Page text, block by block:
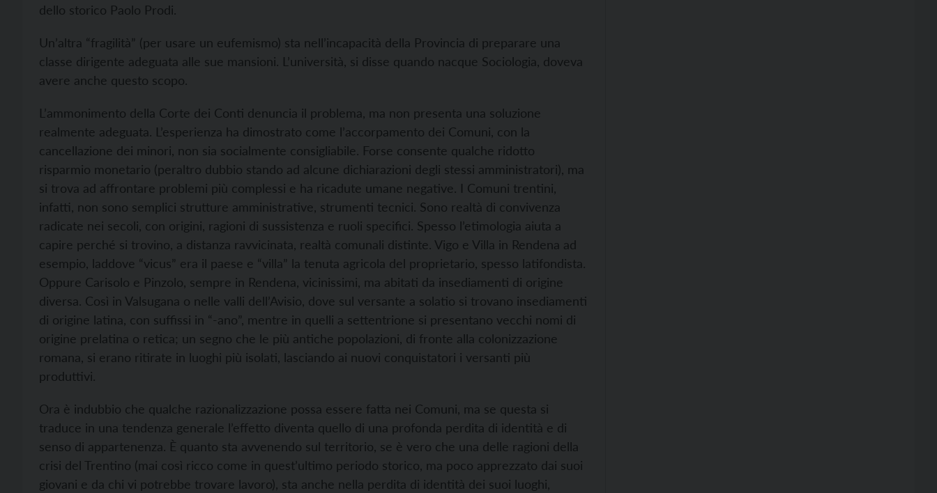
dello storico Paolo Prodi.
Un’altra “fragilità” (per usare un eufemismo) sta nell’incapacità della Provincia di preparare una
classe dirigente adeguata alle sue mansioni. L’università, si disse quando nacque Sociologia, doveva
avere anche questo scopo.
L’ammonimento della Corte dei Conti denuncia il problema, ma non presenta una soluzione
realmente adeguata. L’esperienza ha dimostrato come l’accorpamento dei Comuni, con la
cancellazione dei minori, non sia socialmente consigliabile. Forse consente qualche ridotto
risparmio monetario (peraltro dubbio stando ad alcune dichiarazioni degli stessi amministratori), ma
si trova ad affrontare problemi più complessi e ha ricadute umane negative. I Comuni trentini,
infatti, non sono semplici strutture amministrative, strumenti tecnici. Sono realtà di convivenza
radicate nei secoli, con origini, ragioni di sussistenza e ruoli specifici. Spesso l’etimologia aiuta a
capire perché si trovino, a distanza ravvicinata, realtà comunali distinte. Vigo e Villa in Rendena ad
esempio, laddove “vicus” era il paese e “villa” la tenuta agricola del proprietario, spesso latifondista.
Oppure Carisolo e Pinzolo, sempre in Rendena, vicinissimi, ma abitati da insediamenti di origine
diversa. Così in Valsugana o nelle valli dell’Avisio, dove sul versante a solatio si trovano insediamenti
di origine latina, con suffissi in “-ano”, mentre in quelli a settentrione si presentano vecchi nomi di
origine prelatina o retica; un segno che le più antiche popolazioni, di fronte alla colonizzazione
romana, si erano ritirate in luoghi più isolati, lasciando ai nuovi conquistatori i versanti più
produttivi.
Ora è indubbio che qualche razionalizzazione possa essere fatta nei Comuni, ma se questa si
traduce in una tendenza generale l’effetto diventa quello di una profonda perdita di identità e di
senso di appartenenza. È quanto sta avvenendo sul territorio, se è vero che una delle ragioni della
crisi del Trentino (mai così ricco come in quest’ultimo periodo storico, ma poco apprezzato dai suoi
giovani e da chi vi potrebbe trovare lavoro), sta anche nella perdita di identità dei suoi luoghi,